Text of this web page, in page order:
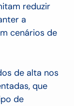
reduzir
a
cenários de
de alta nos
que
de